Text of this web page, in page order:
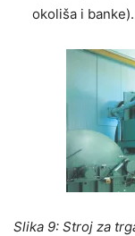
okoliša i banke).
Slika 9: Stroj za